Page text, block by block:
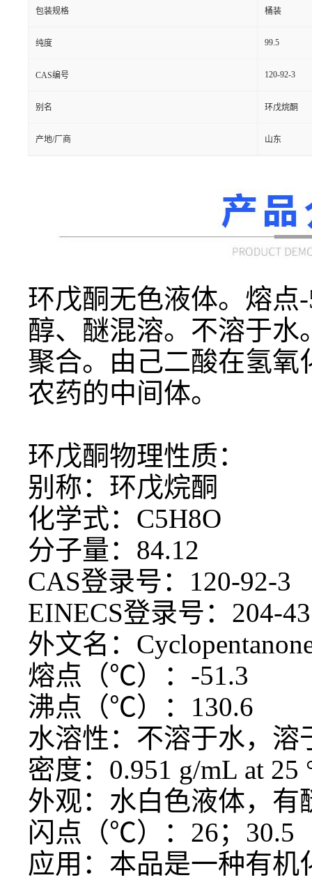
包装规格 桶装
纯度 99.5
CAS编号 120-92-3
别名 环戊烷酮
产地/厂商 山东
环戊酮无色液体。熔点
醇、醚混溶。不溶于
聚合。由己二酸在氢
农药的中间体。
环戊酮物理性质：
别称：环戊烷酮
化学式： C5H8O
分子量： 84.12
CAS登录号：120-92-3
EINECS登录号：204-
外文名：
熔点（℃）：-51.3
沸点（℃）：130.6
水溶性：不溶于水，溶
密度： 0.951 g/mL at 25
外观：水白色液体，有
闪点（℃）：26；30.5
应用：本品是一种有